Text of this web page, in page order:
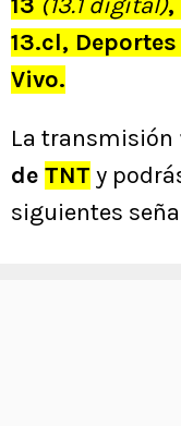
13 (13.1 digital),
13.cl,
Vivo.
La transmisión
de TNT y
siguientes